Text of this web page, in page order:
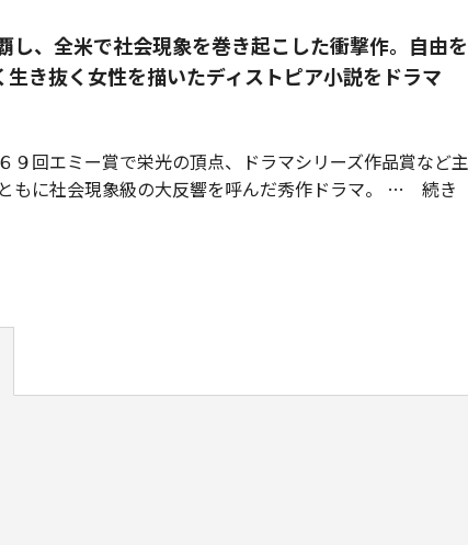
し、全米で社会現象を巻き起こした衝撃作。自由を
き抜く女性を描いたディストピア小説をドラマ
９回エミー賞で栄光の頂点、ドラマシリーズ作品賞など主
に社会現象級の大反響を呼んだ秀作ドラマ。
続き